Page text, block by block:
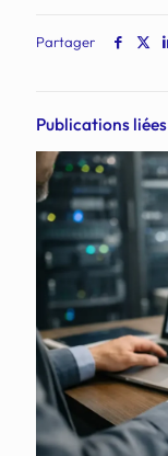
Partager
Publications liées